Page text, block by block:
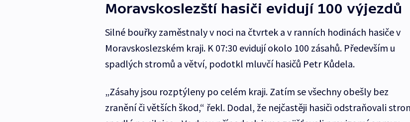
Moravskoslezští hasiči evidují 100 výjezdů
Silné bouřky zaměstnaly v noci na čtvrtek a v ranních hodinách hasiče v
Moravskoslezském kraji. K 07:30 evidují okolo 100 zásahů. Především u
spadlých stromů a větví, podotkl mluvčí hasičů Petr Kůdela.
„Zásahy jsou rozptýleny po celém kraji. Zatím se všechny obešly bez
zranění či větších škod,“ řekl. Dodal, že nejčastěji hasiči odstraňovali